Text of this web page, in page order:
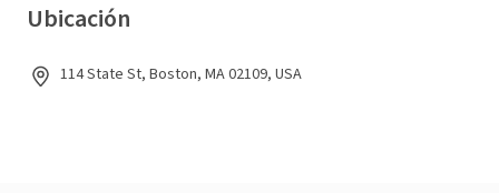
Ubicación
114 State St, Boston, MA 02109, USA